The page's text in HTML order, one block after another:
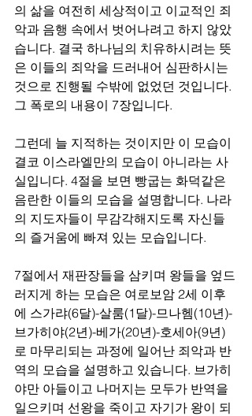
의 삶을 여전히 세상적이고 이교적인 죄
악과 음행 속에서 벗어나려고 하지 않았
습니다. 결국 하나님의 치유하시려는 뜻
은 이들의 죄악을 드러내어 심판하시는
것으로 진행될 수밖에 없었던 것입니다.
그 폭로의 내용이 7장입니다.
그런데 늘 지적하는 것이지만 이 모습이
결코 이스라엘만의 모습이 아니라는 사
실입니다. 4절을 보면 빵굽는 화덕같은
음란한 이들의 모습을 설명합니다. 나라
의 지도자들이 무감각해지도록 자신들
의 즐거움에 빠져 있는 모습입니다.
7절에서 재판장들을 삼키며 왕들을 엎드
러지게 하는 모습은 여로보암 2세 이후
에 스가랴(6달)-살룸(1달)-므나헴(10년)-
브가히야(2년)-베가(20년)-호세아(9년)
로 마무리되는 과정에 일어난 죄악과 반
역의 모습을 설명하고 있습니다. 브가히
야만 아들이고 나머지는 모두가 반역을
일으키며 선왕을 죽이고 자기가 왕이 되